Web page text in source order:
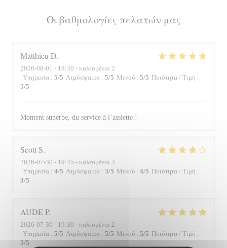
Οι βαθμολογίες πελατών μας
Matthieu D
2026-08-01 - 19:30 - καλεσμένοι 2
Υπηρεσία : 5/5 Ατμόσφαιρα : 5/5 Μενού : 5/5 Ποιότητα / Τιμή :
5/5
Moment superbe, du service à l’assiette !
Scott S
2026-07-30 - 19:45 - καλεσμένοι 3
Υπηρεσία : 4/5 Ατμόσφαιρα : 3/5 Μενού : 4/5 Ποιότητα / Τιμή :
3/5
AUDEP
2026-07-30 - 19:30 - καλεσμένοι 2
Υπηρεσία : 5/5 Ατμόσφαιρα : 5/5 Μενού : 5/5 Ποιότητα / Τιμή :
5/5